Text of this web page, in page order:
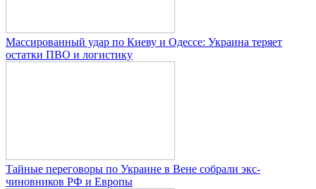
Массированный удар по Киеву и Одессе: Украина теряет
остатки ПВО и логистику
Тайные переговоры по Украине в Вене собрали экс-
чиновников РФ и Европы